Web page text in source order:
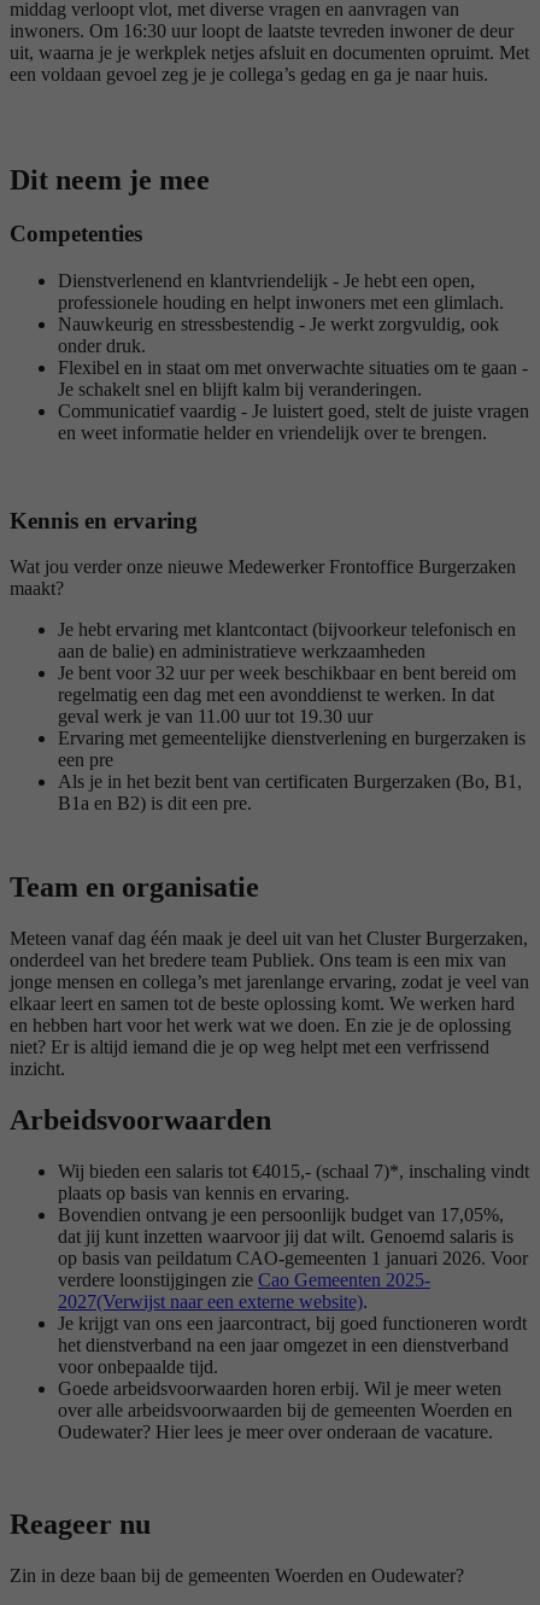
middag verloopt vlot, met diverse vragen en aanvragen van
inwoners. Om 16:30 uur loopt de laatste tevreden inwoner de deur
uit, waarna je je werkplek netjes afsluit en documenten opruimt. Met
een voldaan gevoel zeg je je collega’s gedag en ga je naar huis.
Dit neem je mee
Competenties
Dienstverlenend en klantvriendelijk - Je hebt een open,
professionele houding en helpt inwoners met een glimlach.
Nauwkeurig en stressbestendig - Je werkt zorgvuldig, ook
onder druk.
Flexibel en in staat om met onverwachte situaties om te gaan -
Je schakelt snel en blijft kalm bij veranderingen.
Communicatief vaardig - Je luistert goed, stelt de juiste vragen
en weet informatie helder en vriendelijk over te brengen.
Kennis en ervaring
Wat jou verder onze nieuwe Medewerker Frontoffice Burgerzaken
maakt?
Je hebt ervaring met klantcontact (bijvoorkeur telefonisch en
aan de balie) en administratieve werkzaamheden
Je bent voor 32 uur per week beschikbaar en bent bereid om
regelmatig een dag met een avonddienst te werken. In dat
geval werk je van 11.00 uur tot 19.30 uur
Ervaring met gemeentelijke dienstverlening en burgerzaken is
een pre
Als je in het bezit bent van certificaten Burgerzaken (Bo, B1,
B1a en B2) is dit een pre.
Team en organisatie
Meteen vanaf dag één maak je deel uit van het Cluster Burgerzaken,
onderdeel van het bredere team Publiek. Ons team is een mix van
jonge mensen en collega’s met jarenlange ervaring, zodat je veel van
elkaar leert en samen tot de beste oplossing komt. We werken hard
en hebben hart voor het werk wat we doen. En zie je de oplossing
niet? Er is altijd iemand die je op weg helpt met een verfrissend
inzicht.
Arbeidsvoorwaarden
Wij bieden een salaris tot €4015,- (schaal 7)*, inschaling vindt
plaats op basis van kennis en ervaring.
Bovendien ontvang je een persoonlijk budget van 17,05%,
dat jij kunt inzetten waarvoor jij dat wilt. Genoemd salaris is
op basis van peildatum CAO-gemeenten 1 januari 2026. Voor
verdere loonstijgingen zie Cao Gemeenten 2025-
2027(Verwijst naar een externe website).
Je krijgt van ons een jaarcontract, bij goed functioneren wordt
het dienstverband na een jaar omgezet in een dienstverband
voor onbepaalde tijd.
Goede arbeidsvoorwaarden horen erbij. Wil je meer weten
over alle arbeidsvoorwaarden bij de gemeenten Woerden en
Oudewater? Hier lees je meer over onderaan de vacature.
Reageer nu
Zin in deze baan bij de gemeenten Woerden en Oudewater?